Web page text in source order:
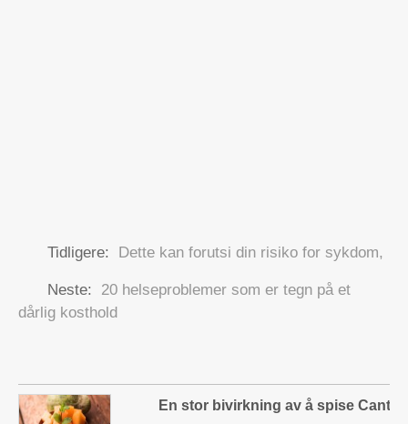
Tidligere: Dette kan forutsi din risiko for sykdom,
Neste:
20 helseproblemer som er tegn på et
dårlig kosthold
En stor bivirkning av å spise